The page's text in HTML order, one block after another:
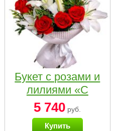
Букет с розами и
лилиями «С
наилучшими
пожеланиями»
5 740 руб.
Купить